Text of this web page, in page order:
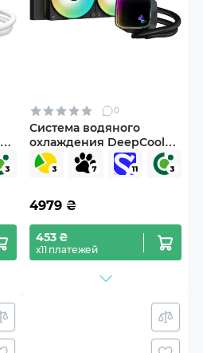
0
Система водяного
охлаждения DeepCool
LS520 SE Black (R-LS520-
BKAMMM-G-1)
4979 ₴
453 ₴
х11 платежей